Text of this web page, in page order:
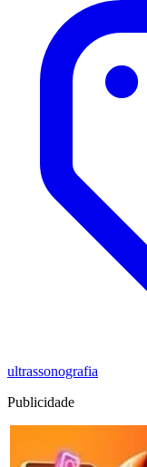
ultrassonografia
Publicidade